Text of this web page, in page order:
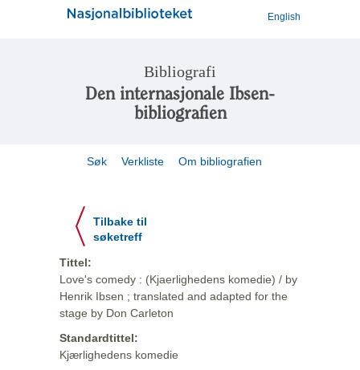
English
Bibliografi
Den internasjonale Ibsen-
bibliografien
Søk Verkliste Om bibliografien
Tilbake til
søketreff
Tittel:
Love's comedy : (Kjaerlighedens komedie) / by
Henrik Ibsen ; translated and adapted for the
stage by Don Carleton
Standardtittel:
Kjærlighedens komedie